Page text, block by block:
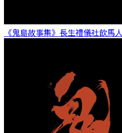
《鬼島故事集》長生禮儀社飲馬人